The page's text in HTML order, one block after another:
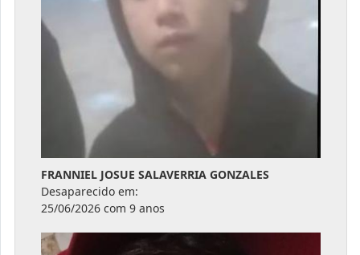
FRANNIEL JOSUE SALAVERRIA GONZALES
Desaparecido em:
25/06/2026 com 9 anos